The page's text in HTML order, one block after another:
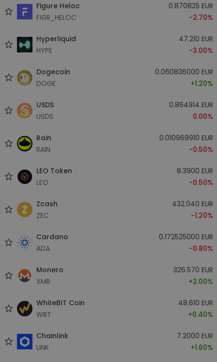
Figure Heloc
FIGR_HELOC
0.870825 EUR
-2.70%
Hyperliquid
HYPE
47.210 EUR
-3.00%
Dogecoin
DOGE
0.060836000 EUR
+1.20%
USDS
USDS
0.864914 EUR
0.00%
Rain
RAIN
0.010969910 EUR
-0.50%
LEO Token
LEO
8.3900 EUR
-0.50%
Zcash
ZEC
432.040 EUR
-1.20%
Cardano
ADA
0.172525000 EUR
-0.80%
Monero
XMR
326.570 EUR
+2.00%
WhiteBIT Coin
WBT
48.610 EUR
+0.40%
Chainlink
LINK
7.2000 EUR
+1.60%